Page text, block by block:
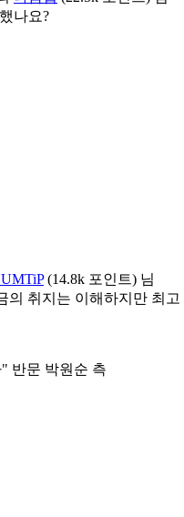
나요?
(14.8k 포인트) 님
의 취지는 이해하지만 최
반문 박원순 측